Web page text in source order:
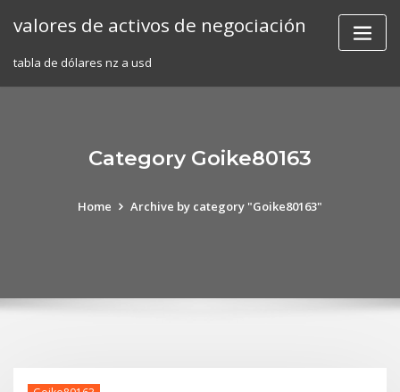
valores de activos de negociación
tabla de dólares nz a usd
Category Goike80163
Home Archive by category "Goike80163"